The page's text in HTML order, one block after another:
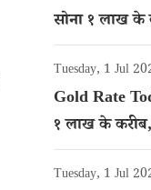
सोना १ लाख
गोल्ड का रेट
Tuesday, 1 Jul
Gold Rate
१ लाख के
गोल्ड का रेट
Tuesday, 1 Jul